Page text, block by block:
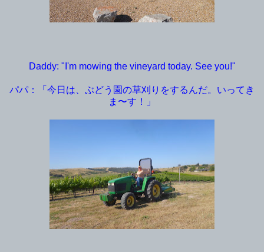
Daddy: "I'm mowing the vineyard today. See you!"
パパ：「今日は、ぶどう園の草刈りをするんだ。いってき
ま〜す！」